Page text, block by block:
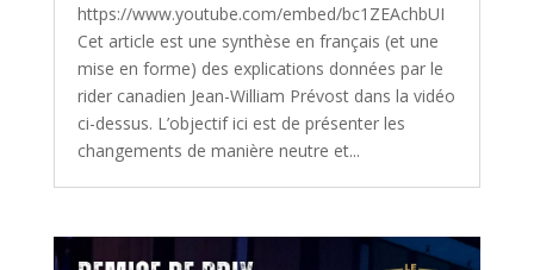
https://www.youtube.com/embed/bc1ZEAchbUI
Cet article est une synthèse en français (et une
mise en forme) des explications données par le
rider canadien Jean-William Prévost dans la vidéo
ci-dessus. L’objectif ici est de présenter les
changements de manière neutre et...